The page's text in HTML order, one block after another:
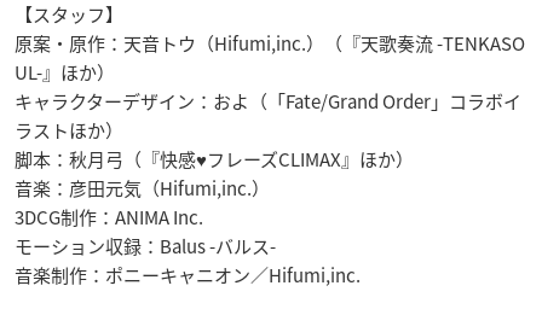
【スタッフ】
原案・原作：天音トウ（Hifumi,inc.）（『天歌奏流 -TENKASO
UL-』ほか）
キャラクターデザイン：およ（「Fate/Grand Order」コラボイ
ラストほか）
脚本：秋月弓（『快感♥フレーズCLIMAX』ほか）
音楽：彦田元気（Hifumi,inc.）
3DCG制作：ANIMA Inc.
モーション収録：Balus -バルス-
音楽制作：ポニーキャニオン／Hifumi,inc.